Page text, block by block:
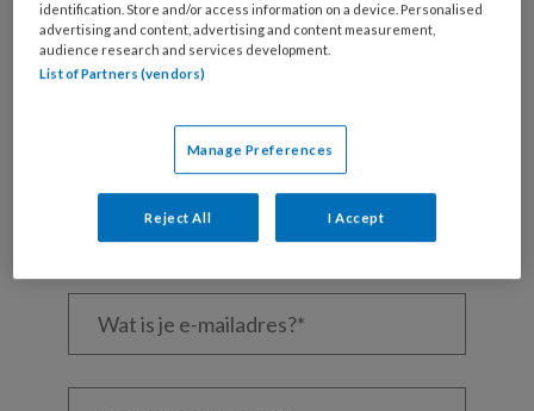
REGISTREREN
Wil je dit artikel lezen?
Maak gratis een account aan en lees 2
artikelen gratis per maand
Al een account of abonnement?Log dan in
Wat
Kies
identification. Store and/or access information on a device. Personalised
advertising and content, advertising and content measurement,
audience research and services development.
List of Partners (vendors)
Manage Preferences
Reject All I Accept